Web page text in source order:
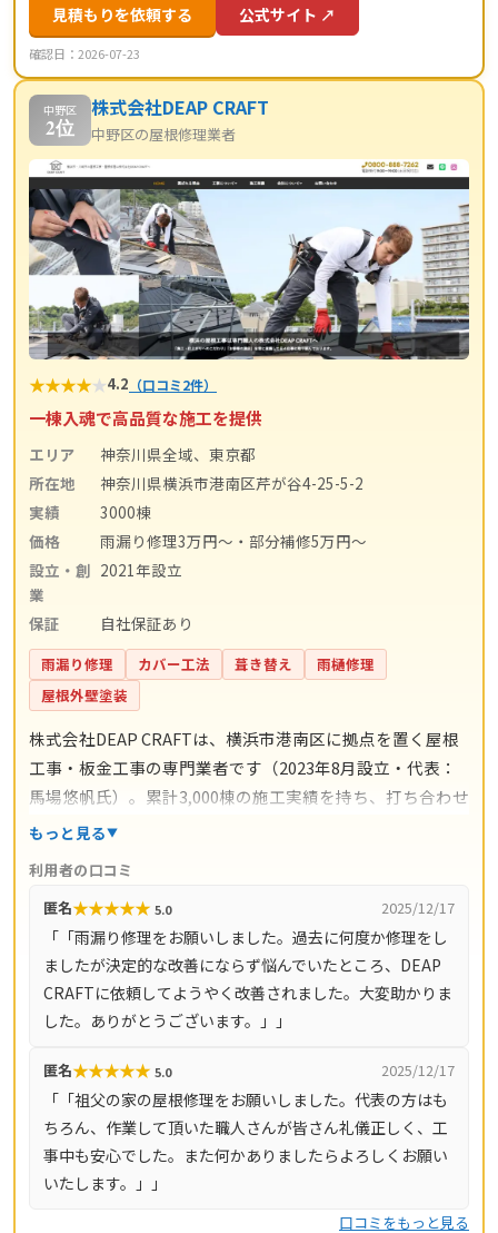
見積もりを依頼する 公式サイト ↗
確認日：2026-07-23
中野区
2位
株式会社DEAP CRAFT
中野区の屋根修理業者
★★★★★4.2 （口コミ2件）
一棟入魂で高品質な施工を提供
エリア
神奈川県全域、東京都
所在地
神奈川県横浜市港南区芹が谷4-25-5-2
実績
3000棟
価格
雨漏り修理3万円〜・部分補修5万円〜
設立・創
業
2021年設立
保証 自社保証あり
雨漏り修理 カバー工法 葺き替え
雨樋修理
屋根外壁塗装
株式会社DEAP CRAFTは、横浜市港南区に拠点を置く屋根
工事・板金工事の専門業者です（2023年8月設立・代表：
馬場悠帆氏）。累計3,000棟の施工実績を持ち、打ち合わせ
からアフターサポートまで自社スタッフが一貫対応。仲介
の目安は雨漏り修理3万円〜、屋根の部分補修5万円〜、棟
板金交換10万円〜、屋根カバー工法80万円〜、葺き替え
100万円〜。現地調査・お見積り・ご相談は無料で、最短
即日対応も可能です（営業時間8時〜18時・月〜土）。対
応エリアは神奈川県全域（33市町村）と東京都全域（23
区・多摩地域）です。
もっと見る
利用者の口コミ
匿名★★★★★ 5.0 2025/12/17
「「雨漏り修理をお願いしました。過去に何度か修理をし
ましたが決定的な改善にならず悩んでいたところ、DEAP
CRAFTに依頼してようやく改善されました。大変助かりま
した。ありがとうございます。」」
匿名★★★★★ 5.0 2025/12/17
「「祖父の家の屋根修理をお願いしました。代表の方はも
ちろん、作業して頂いた職人さんが皆さん礼儀正しく、工
事中も安心でした。また何かありましたらよろしくお願い
いたします。」」
口コミをもっと見る